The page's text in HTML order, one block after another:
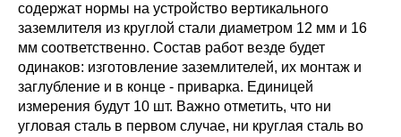
содержат нормы на устройство вертикального
заземлителя из круглой стали диаметром 12 мм и 16
мм соответственно. Состав работ везде будет
одинаков: изготовление заземлителей, их монтаж и
заглубление и в конце - приварка. Единицей
измерения будут 10 шт. Важно отметить, что ни
угловая сталь в первом случае, ни круглая сталь во